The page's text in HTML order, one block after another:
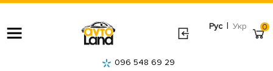
Рус | Укр
096 548 69 29
0